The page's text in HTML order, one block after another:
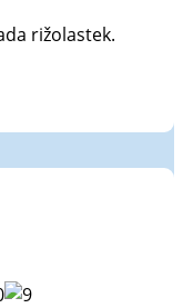
rižolastek.